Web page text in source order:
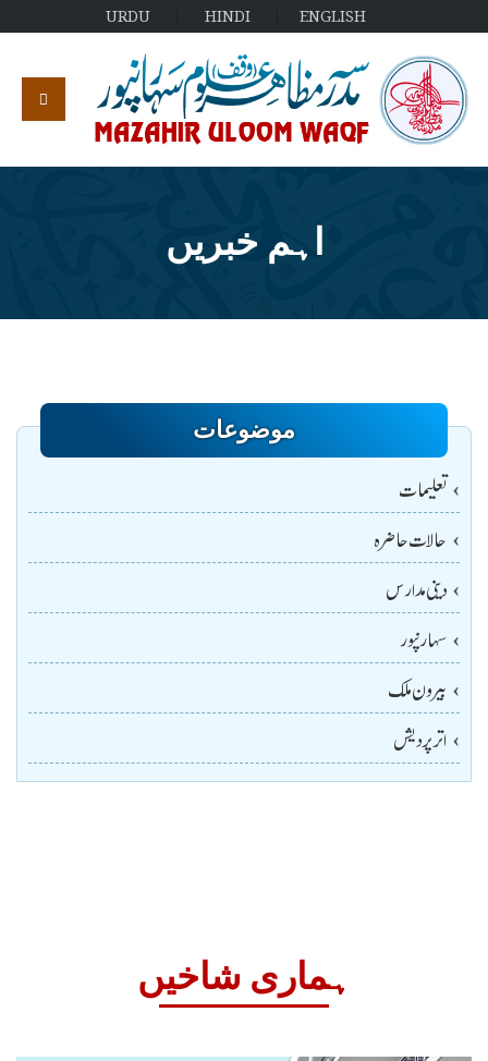
ENGLISH
HINDI
URDU
اہم خبریں
موضوعات
تعلیمات
حالات حاضرہ
دینی مدارس
سہارنپور
بیرون ملک
اتر پردیش
ہماری شاخیں